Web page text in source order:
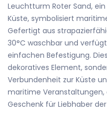
Leuchtturm Roter Sand,
Küste, symbolisiert
Gefertigt aus
30°C waschbar und
einfachen Befestigung.
dekoratives Element,
Verbundenheit zur Küste
maritime Veranstaltungen,
Geschenk für Liebhaber